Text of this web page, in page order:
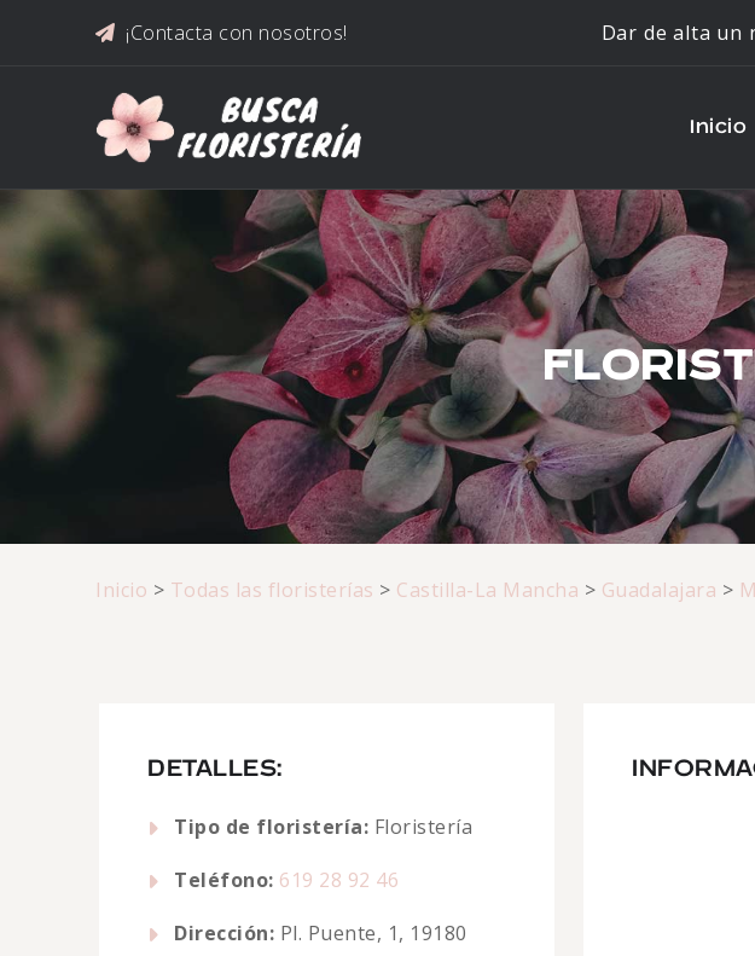
¡Contacta con nosotros! Dar de alta un
Inicio
Inicio > Todas las floristerías > Castilla-La Mancha > Guadalajara >
DETALLES:
Tipo de floristería: Floristería
Teléfono: 619 28 92 46
Dirección: Pl. Puente, 1, 19180